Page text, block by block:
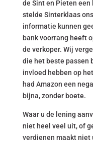
de Sint en Pieten
stelde Sinterklaas
informatie kunnen
bank voorrang heeft
de verkoper. Wij
die het beste passen
invloed hebben op
had Amazon een
bijna, zonder boete.
Waar u de lening
niet heel veel uit, of
verdienen maakt